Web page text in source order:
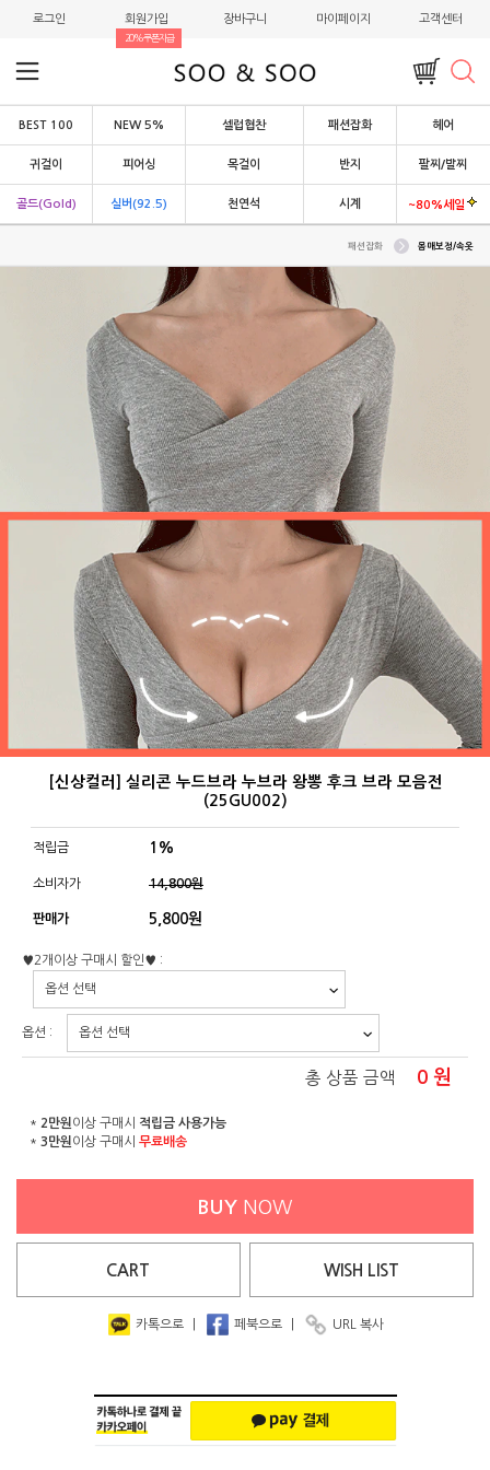
로그인 회원가입
20%쿠폰지급
장바구니 마이페이지 고객센터
BEST 100 NEW 5% 셀럽협찬 패션잡화 헤어
귀걸이 피어싱 목걸이 반지 팔찌/발찌
골드(Gold) 실버(92.5) 천연석 시계 ~80%세일
패션잡화 몸매보정/속옷
[신상컬러] 실리콘 누드브라 누브라 왕뽕 후크 브라 모음전
(25GU002)
적립금 1%
소비자가 14,800원
판매가 5,800원
♥2개이상 구매시 할인♥ :
옵션 :
총 상품 금액 0 원
* 2만원 이상 구매시 적립금 사용가능
* 3만원 이상 구매시 무료배송
BUY NOW
CART WISH LIST
카톡으로 페북으로 URL 복사